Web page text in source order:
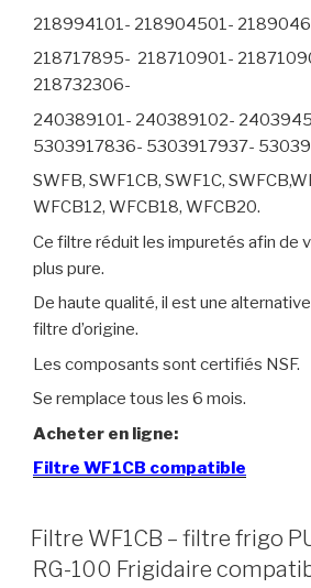
218994101- 218904501-
218717895- 218710901-
218732306-
240389101- 240389102-
5303917836- 5303917937-
SWFB, SWF1CB, SWF1C,
WFCB12, WFCB18, WFCB20.
Ce filtre réduit les impuretés afin de
plus pure.
De haute qualité, il est une
filtre d’origine.
Les composants sont certifiés NSF.
Se remplace tous les 6 mois.
Acheter en ligne:
Filtre WF1CB compatible
Filtre WF1CB – filtre frigo
RG-100 Frigidaire